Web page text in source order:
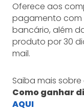
Oferece aos
pagamento
bancário, além
produto por 30
mail.
Saiba mais
Como ganhar
AQUI